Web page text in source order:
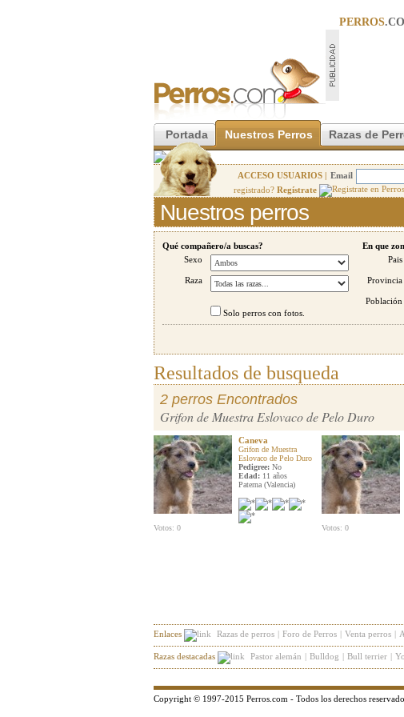
PERROS
Portada Nuestros Perros Razas de
ACCESO USUARIOS | Email
registrado? Regístrate
Nuestros perros
Qué compañero/a buscas?
Sexo
Raza
Solo perros con fotos.
En que
Pais
Provincia
Población
Resultados de busqueda
2 perros Encontrados
Grifon de Muestra Eslovaco de Pelo Duro
Caneva
Grifon de Muestra
Eslovaco de Pelo Duro
Pedigree: No
Edad: 11 años
Paterna (Valencia)
Votos: 0 Votos: 0
Enlaces Razas de perros | Foro de Perros | Venta perros |
Razas destacadas Pastor alemán | Bulldog | Bull terrier |
Copyright © 1997-2015 Perros.com - Todos los derechos